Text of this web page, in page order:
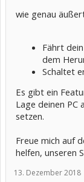
wie genau
Fährt
dem
Schaltet
Es gibt ein
Lage deinen PC
setzen.
Freue mich auf
helfen, unseren
13. Dezember 2018